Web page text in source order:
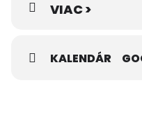
VIAC >
KALENDÁR